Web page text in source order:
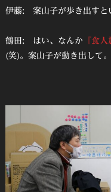
伊藤: 案山子が歩き出すと
鶴田: はい、なんか 『食人
(笑)。案山子が動き出して。